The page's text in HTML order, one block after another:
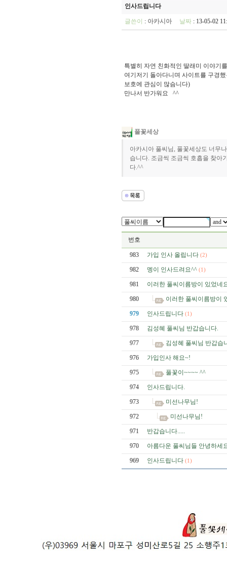
인사드립니다
글쓴이 : 아카시아 날짜: 13-05-02
특별히 자연 친화적인 딸래미 이야기
여기저기 돌아다니며 사이트를 구경
보호에 관심이 많슴니다)
만나서 반가워요 ^^
풀꽃세상
아카시아 풀씨님, 풀꽃세상도 너무
습니다. 조금씩 조금씩 호흡을 찾아
다.^^
번호
983 가입 인사 올립니다 (2)
982 멩이 인사드려요^^ (1)
981 이러한 풀씨이름방이 있었네
980 이러한 풀씨이름방이
979 인사드립니다 (1)
978 김성혜 풀씨님 반갑습니다.
977 김성혜 풀씨님 반갑습
976 가입인사 해요~!
975 풀꽃이~~~~ ^^
974 인사드립니다.
973 미선나무님!
972 미선나무님!
971 반갑습니다.....
970 아름다운 풀씨님들 안녕하세
969 인사드립니다 (1)